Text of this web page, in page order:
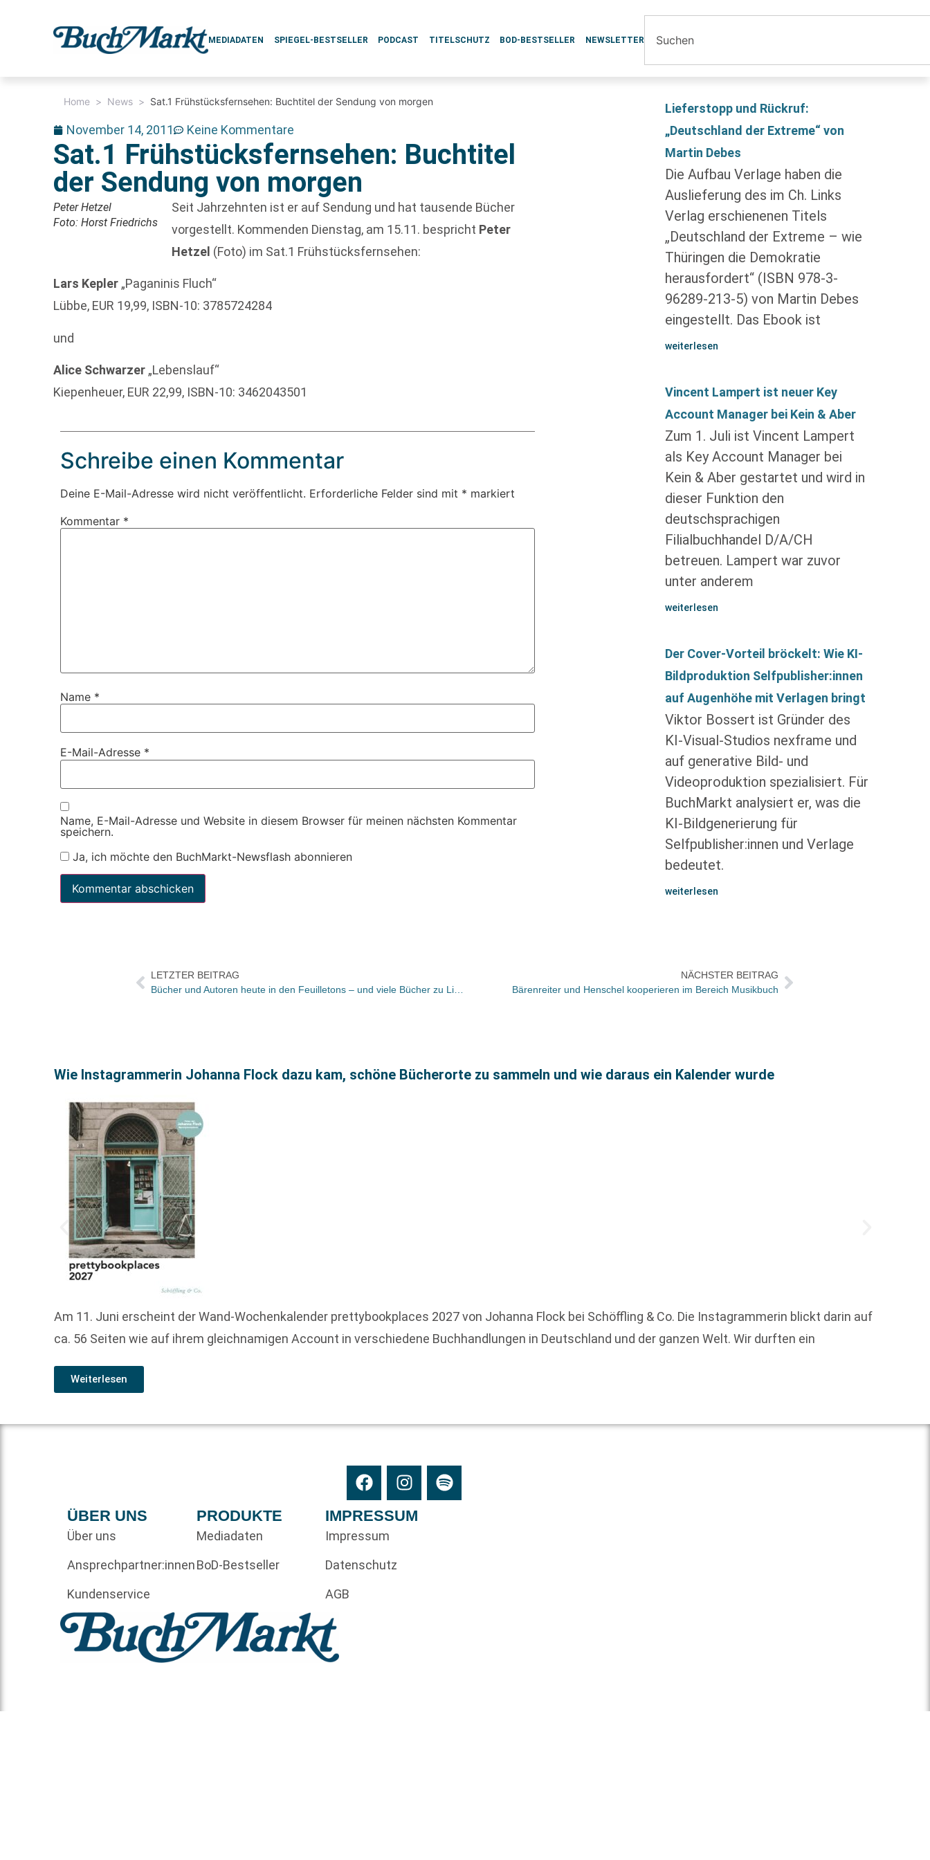
MEDIADATEN SPIEGEL-BESTSELLER PODCAST TITELSCHUTZ BOD-BESTSELLER NEWSLETTER
Home > News > Sat.1 Frühstücksfernsehen: Buchtitel der Sendung von morgen
November 14, 2011 Keine Kommentare
Sat.1 Frühstücksfernsehen: Buchtitel
der Sendung von morgen
Peter Hetzel
Foto: Horst Friedrichs
Seit Jahrzehnten ist er auf Sendung und hat tausende Bücher
vorgestellt. Kommenden Dienstag, am 15.11. bespricht Peter
Hetzel (Foto) im Sat.1 Frühstücksfernsehen:
Lars Kepler „Paganinis Fluch“
Lübbe, EUR 19,99, ISBN-10: 3785724284
und
Alice Schwarzer „Lebenslauf“
Kiepenheuer, EUR 22,99, ISBN-10: 3462043501
Schreibe einen Kommentar
Deine E-Mail-Adresse wird nicht veröffentlicht. Erforderliche Felder sind mit * markiert
Kommentar *
Name *
E-Mail-Adresse *
Name, E-Mail-Adresse und Website in diesem Browser für meinen nächsten Kommentar
speichern.
Ja, ich möchte den BuchMarkt-Newsflash abonnieren
Lieferstopp und Rückruf:
„Deutschland der Extreme“ von
Martin Debes
Die Aufbau Verlage haben die
Auslieferung des im Ch. Links
Verlag erschienenen Titels
„Deutschland der Extreme – wie
Thüringen die Demokratie
herausfordert“ (ISBN 978-3-
96289-213-5) von Martin Debes
eingestellt. Das Ebook ist
weiterlesen
Vincent Lampert ist neuer Key
Account Manager bei Kein & Aber
Zum 1. Juli ist Vincent Lampert
als Key Account Manager bei
Kein & Aber gestartet und wird in
dieser Funktion den
deutschsprachigen
Filialbuchhandel D/A/CH
betreuen. Lampert war zuvor
unter anderem
weiterlesen
Der Cover-Vorteil bröckelt: Wie KI-
Bildproduktion Selfpublisher:innen
auf Augenhöhe mit Verlagen bringt
Viktor Bossert ist Gründer des
KI-Visual-Studios nexframe und
auf generative Bild- und
Videoproduktion spezialisiert. Für
BuchMarkt analysiert er, was die
KI-Bildgenerierung für
Selfpublisher:innen und Verlage
bedeutet.
weiterlesen
LETZTER BEITRAG
Bücher und Autoren heute in den Feuilletons – und viele Bücher zu Liszts 200.
NÄCHSTER BEITRAG
Bärenreiter und Henschel kooperieren im Bereich Musikbuch
Wie Instagrammerin Johanna Flock dazu kam, schöne Bücherorte zu sammeln und wie daraus ein Kalender wurde
Am 11. Juni erscheint der Wand-Wochenkalender prettybookplaces 2027 von Johanna Flock bei Schöffling & Co. Die Instagrammerin blickt darin auf
ca. 56 Seiten wie auf ihrem gleichnamigen Account in verschiedene Buchhandlungen in Deutschland und der ganzen Welt. Wir durften ein
Weiterlesen
ÜBER UNS
Über uns
Ansprechpartner:innen
Kundenservice
PRODUKTE
Mediadaten
BoD-Bestseller
IMPRESSUM
Impressum
Datenschutz
AGB